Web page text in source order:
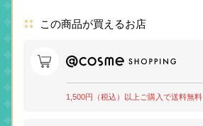
この商品が買えるお店
1,500円（税込）以上ご購入で送料無料